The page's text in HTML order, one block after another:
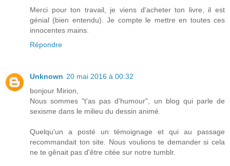
Merci pour ton travail, je viens d'acheter ton livre, il est
génial (bien entendu). Je compte le mettre en toutes ces
innocentes mains.
Répondre
Unknown 20 mai 2016 à 00:32
bonjour Mirion,
Nous sommes "t'as pas d'humour", un blog qui parle de
sexisme dans le milieu du dessin animé.
Quelqu'un a posté un témoignage et qui au passage
recommandait ton site. Nous voulions te demander si cela
ne te gênait pas d'être citée sur notre tumblr.